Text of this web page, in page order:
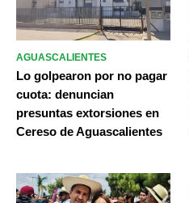
AGUASCALIENTES
Lo golpearon por no pagar
cuota: denuncian
presuntas extorsiones en
Cereso de Aguascalientes